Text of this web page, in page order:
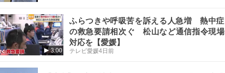
3:00
ふらつきや呼吸苦を訴える人急増 熱中症
の救急要請相次ぐ 松山など通信指令現場
対応を【愛媛】
テレビ愛媛4日前